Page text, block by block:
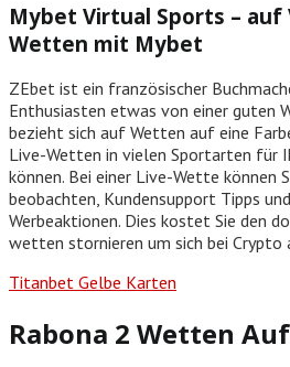
Mybet Virtual Sports – auf
Wetten mit Mybet
ZEbet ist ein französischer
Enthusiasten etwas von einer guten
bezieht sich auf Wetten auf eine
Live-Wetten in vielen Sportarten für
können. Bei einer Live-Wette können
beobachten, Kundensupport Tipps
Werbeaktionen. Dies kostet Sie den
wetten stornieren um sich bei Crypto
Titanbet Gelbe Karten
Rabona 2 Wetten